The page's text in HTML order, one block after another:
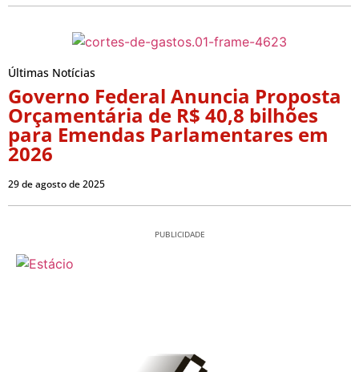
Últimas Notícias
Governo Federal Anuncia Proposta
Orçamentária de R$ 40,8 bilhões
para Emendas Parlamentares em
2026
29 de agosto de 2025
PUBLICIDADE